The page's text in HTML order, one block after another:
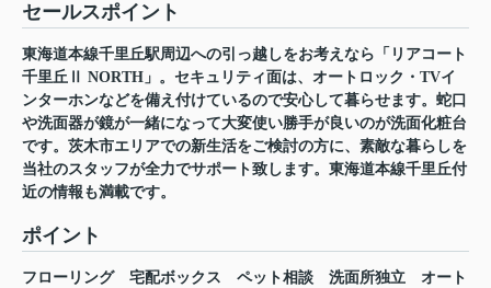
セールスポイント
東海道本線千里丘駅周辺への引っ越しをお考えなら「リアコート
千里丘Ⅱ NORTH」。セキュリティ面は、オートロック・TVイ
ンターホンなどを備え付けているので安心して暮らせます。蛇口
や洗面器が鏡が一緒になって大変使い勝手が良いのが洗面化粧台
です。茨木市エリアでの新生活をご検討の方に、素敵な暮らしを
当社のスタッフが全力でサポート致します。東海道本線千里丘付
近の情報も満載です。
ポイント
フローリング 宅配ボックス ペット相談 洗面所独立
オート